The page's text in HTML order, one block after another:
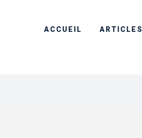
ACCUEIL ARTICLES